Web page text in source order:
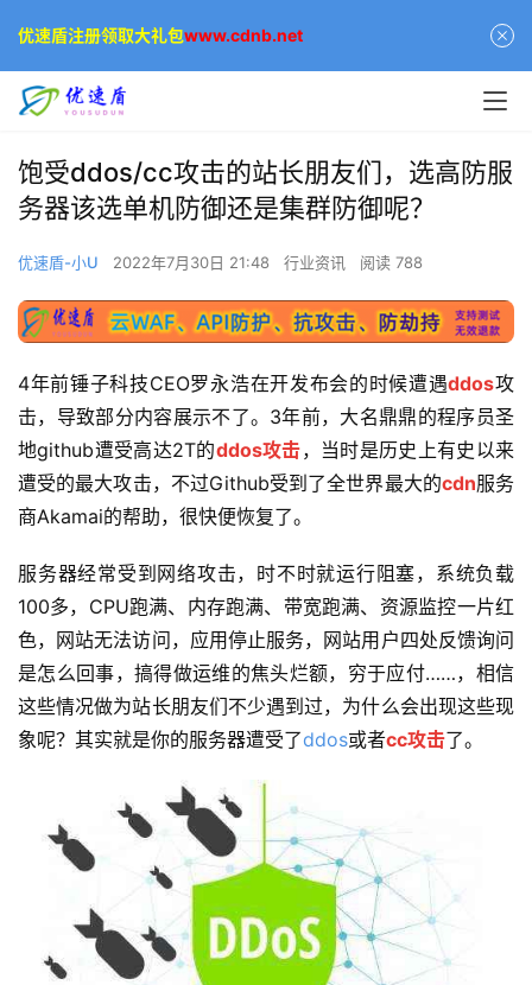
饱受ddos/cc攻击的站长朋友们，选高防服
务器该选单机防御还是集群防御呢？
优速盾-小U 2022年7月30日 21:48 行业资讯 阅读 788
4年前锤子科技CEO罗永浩在开发布会的时候遭遇ddos攻
击，导致部分内容展示不了。3年前，大名鼎鼎的程序员圣
地github遭受高达2T的ddos攻击，当时是历史上有史以来
遭受的最大攻击，不过Github受到了全世界最大的cdn服务
商Akamai的帮助，很快便恢复了。
服务器经常受到网络攻击，时不时就运行阻塞，系统负载
100多，CPU跑满、内存跑满、带宽跑满、资源监控一片红
色，网站无法访问，应用停止服务，网站用户四处反馈询问
是怎么回事，搞得做运维的焦头烂额，穷于应付……，相信
这些情况做为站长朋友们不少遇到过，为什么会出现这些现
象呢？其实就是你的服务器遭受了ddos或者cc攻击了。
优速盾注册领取大礼包www.cdnb.net